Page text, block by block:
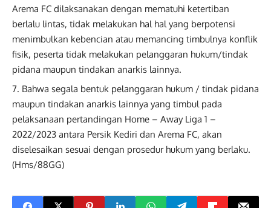
Arema FC dilaksanakan dengan mematuhi ketertiban
berlalu lintas, tidak melakukan hal hal yang berpotensi
menimbulkan kebencian atau memancing timbulnya konflik
fisik, peserta tidak melakukan pelanggaran hukum/tindak
pidana maupun tindakan anarkis lainnya.
Bahwa segala bentuk pelanggaran hukum / tindak pidana
maupun tindakan anarkis lainnya yang timbul pada
pelaksanaan pertandingan Home – Away Liga 1 –
2022/2023 antara Persik Kediri dan Arema FC, akan
diselesaikan sesuai dengan prosedur hukum yang berlaku.
(Hms/88GG)